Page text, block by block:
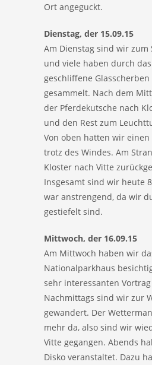
Ort angeguckt.
Dienstag, der 15.09.15
Am Dienstag sind wir zum
und viele haben durch
geschliffene Glasscherben
gesammelt. Nach dem
der Pferdekutsche nach
und den Rest zum
Von oben hatten wir
trotz des Windes. Am
Kloster nach Vitte
Insgesamt sind wir heute
war anstrengend, da wir
gestiefelt sind.
Mittwoch, der 16.09.15
Am Mittwoch haben wir
Nationalparkhaus
sehr interessanten
Nachmittags sind wir zur
gewandert. Der
mehr da, also sind wir
Vitte gegangen. Abends
Disko veranstaltet. Dazu